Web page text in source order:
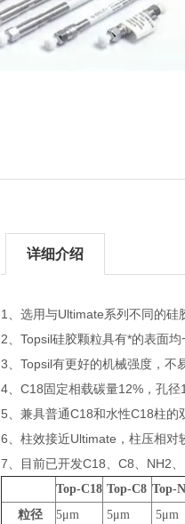
详细介绍
1、选用与Ultimate系列不同的硅
2、Topsil硅胶颗粒具有*的表面均
3、Topsil有更好的机械强度，不
4、C18固定相载碳量12%，孔
5、兼具普通C18和水性C18柱的
6、柱效接近Ultimate，柱压相对
7、目前已开发C18、C8、NH2
Top-C18 Top-C8 Top-
粒径
5μm 5μm 5μm